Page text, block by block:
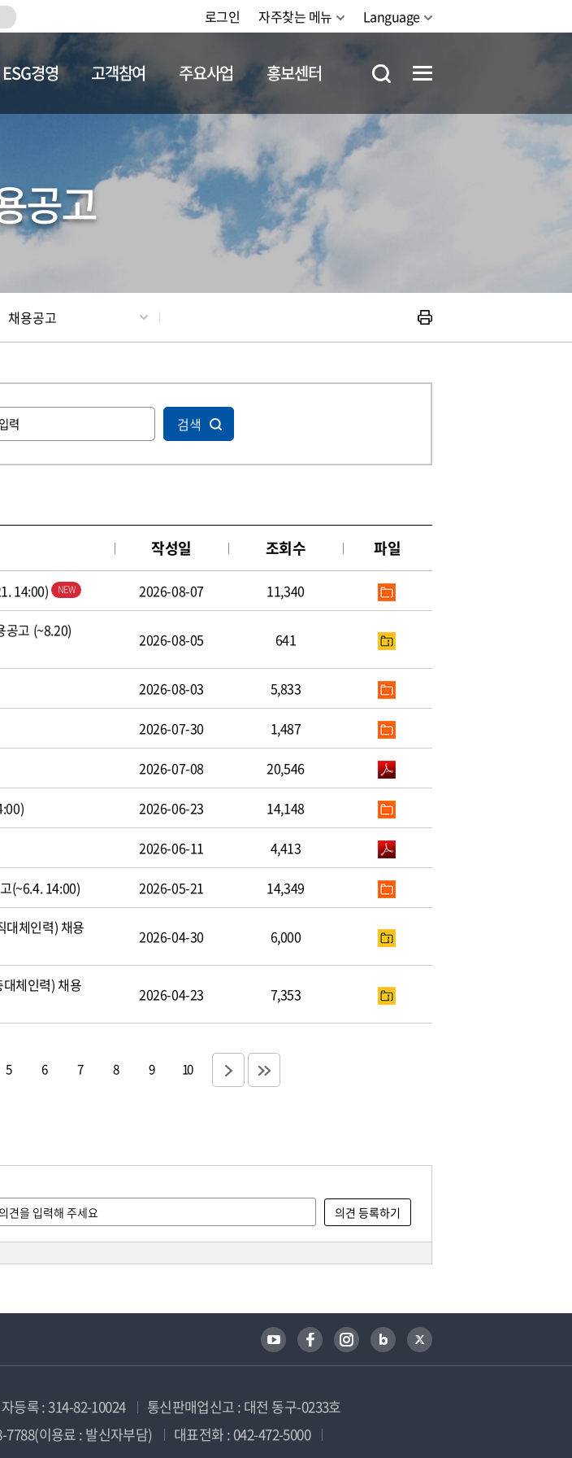
로그인 자주찾는 메뉴 Language
채용정보
ESG경영 고객참여 주요사업 홍보센터
공고
채용공고
검색
작성일 조회수 파일
14:00) 2026-08-07 11,340
공고 (~8.20) 2026-08-05 641
2026-08-03 5,833
2026-07-30 1,487
2026-07-08 20,546
2026-06-23 14,148
2026-06-11 4,413
(~6.4. 14:00) 2026-05-21 14,349
대체인력) 채용
2026-04-30 6,000
체인력) 채용
2026-04-23 7,353
5 6 7 8 9 10
등록 : 314-82-10024
통신판매업신고 : 대전 동구-0233호
7788(이용료 : 발신자부담)
대표전화 : 042-472-5000